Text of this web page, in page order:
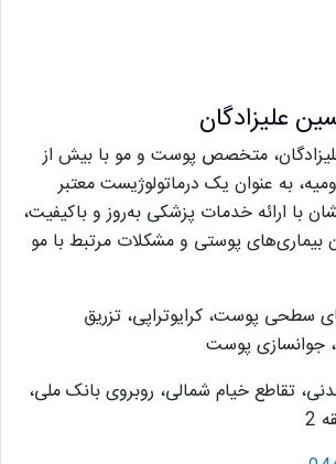
علیزادگان
متخصص پوست و مو با بیش از
به عنوان یک درماتولوژیست معتبر
با ارائه خدمات پزشکی به‌روز و باکیفیت،
پوستی و مشکلات مرتبط با مو
سطحی پوست، کرایوتراپی، تزریق
جوانسازی پوست
تقاطع خیام شمالی، روبروی بانک ملی،
2